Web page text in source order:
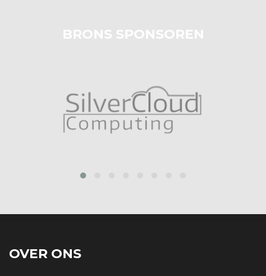
BRONS SPONSOREN
OVER ONS